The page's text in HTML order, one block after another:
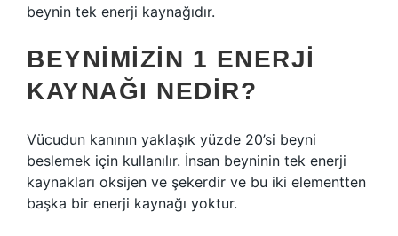
beynin tek enerji kaynağıdır.
BEYNIMIZIN 1 ENERJI
KAYNAĞI NEDIR?
Vücudun kanının yaklaşık yüzde 20’si beyni
beslemek için kullanılır. İnsan beyninin tek enerji
kaynakları oksijen ve şekerdir ve bu iki elementten
başka bir enerji kaynağı yoktur.